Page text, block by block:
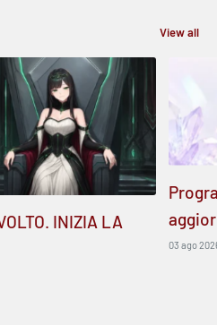
View all
INIZIA LA
03 ago